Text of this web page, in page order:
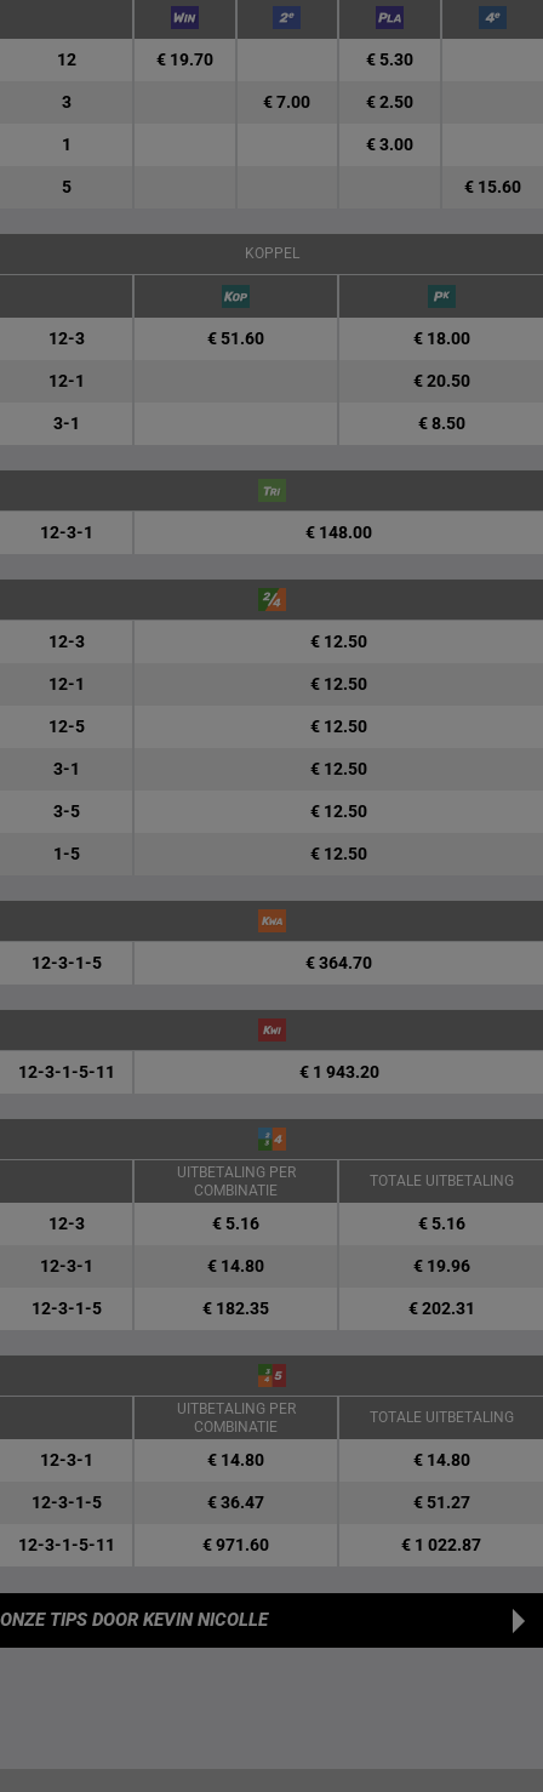
12 € 19.70 € 5.30
3 € 7.00 € 2.50
1 € 3.00
5 € 15.60
KOPPEL
12-3 € 51.60 € 18.00
12-1 € 20.50
3-1 € 8.50
12-3-1 € 148.00
12-3 € 12.50
12-1 € 12.50
12-5 € 12.50
3-1 € 12.50
3-5 € 12.50
1-5 € 12.50
12-3-1-5 € 364.70
12-3-1-5-11 € 1 943.20
UITBETALING PER
COMBINATIE
TOTALE UITBETALING
12-3 € 5.16 € 5.16
12-3-1 € 14.80 € 19.96
12-3-1-5 € 182.35 € 202.31
UITBETALING PER
COMBINATIE
TOTALE UITBETALING
12-3-1 € 14.80 € 14.80
12-3-1-5 € 36.47 € 51.27
12-3-1-5-11 € 971.60 € 1 022.87
ONZE TIPS DOOR KEVIN NICOLLE